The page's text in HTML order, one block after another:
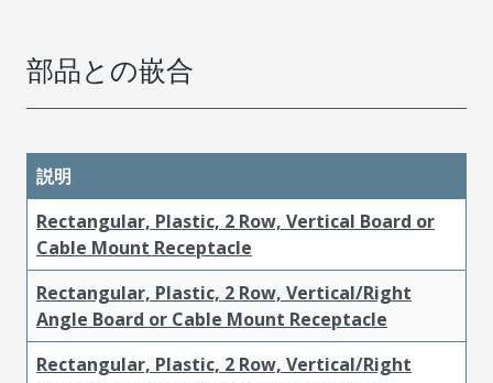
部品との嵌合
説明
Rectangular, Plastic, 2 Row, Vertical Board or
Cable Mount Receptacle
Rectangular, Plastic, 2 Row, Vertical/Right
Angle Board or Cable Mount Receptacle
Rectangular, Plastic, 2 Row, Vertical/Right